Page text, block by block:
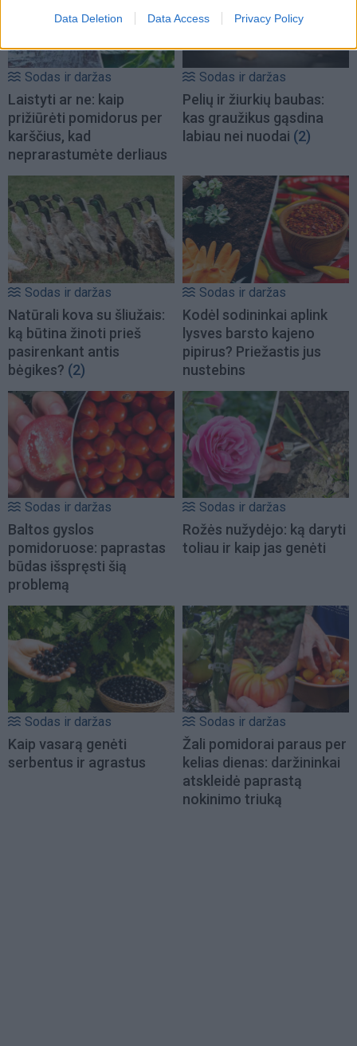
Data Deletion Data Access Privacy Policy
Sodas ir daržas
Laistyti ar ne: kaip
prižiūrėti pomidorus per
karščius, kad
neprarastumėte derliaus
Sodas ir daržas
Pelių ir žiurkių baubas:
kas graužikus gąsdina
labiau nei nuodai (2)
Sodas ir daržas
Natūrali kova su šliužais:
ką būtina žinoti prieš
pasirenkant antis
bėgikes? (2)
Sodas ir daržas
Kodėl sodininkai aplink
lysves barsto kajeno
pipirus? Priežastis jus
nustebins
Sodas ir daržas
Baltos gyslos
pomidoruose: paprastas
būdas išspręsti šią
problemą
Sodas ir daržas
Rožės nužydėjo: ką daryti
toliau ir kaip jas genėti
Sodas ir daržas
Kaip vasarą genėti
serbentus ir agrastus
Sodas ir daržas
Žali pomidorai paraus per
kelias dienas: daržininkai
atskleidė paprastą
nokinimo triuką